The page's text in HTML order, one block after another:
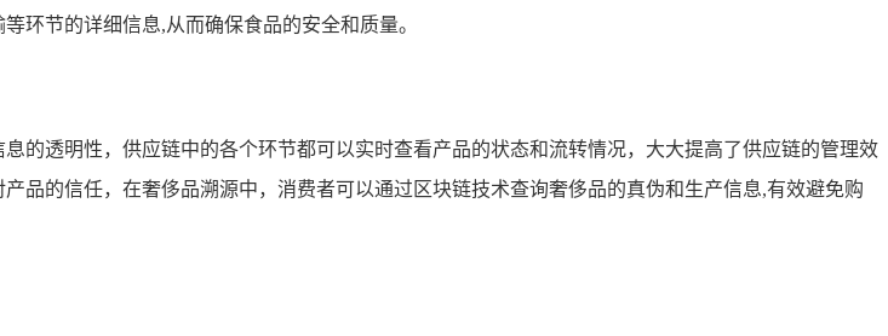
环节的详细信息,从而确保食品的安全和质量。
的透明性，供应链中的各个环节都可以实时查看产品的状态和流转情况，大大提高了供应链的管理效
品的信任，在奢侈品溯源中，消费者可以通过区块链技术查询奢侈品的真伪和生产信息,有效避免购